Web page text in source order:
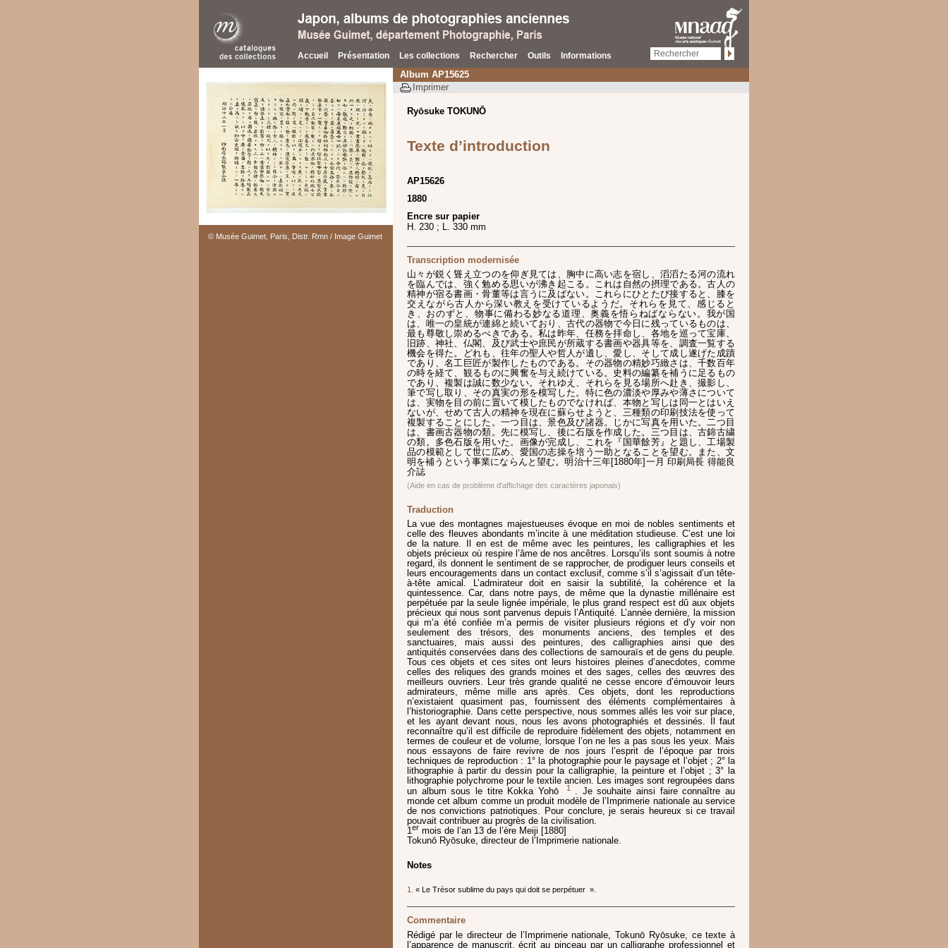
Accueil Présentation Les collections Rechercher Outils Informations
© Musée Guimet, Paris, Distr. Rmn / Image Guimet
Album AP15625
Imprimer
Ryōsuke TOKUNŌ
Texte d’introduction
AP15626
1880
Encre sur papier
H. 230 ; L. 330 mm
Transcription modernisée
山々が鋭く聳え立つのを仰ぎ見ては、胸中に高い志を宿し、滔滔たる河の流れ
を臨んでは、強く勉める思いが沸き起こる。これは自然の摂理である。古人の
精神が宿る書画・骨董等は言うに及ばない。これらにひとたび接すると、膝を
交えながら古人から深い教えを受けているようだ。それらを見て、感じると
き、おのずと、物事に備わる妙なる道理、奥義を悟らねばならない。我が国
は、唯一の皇統が連綿と続いており、古代の器物で今日に残っているものは、
最も尊敬し崇めるべきである。私は昨年、任務を拝命し、各地を巡って宝庫、
旧跡、神社、仏閣、及び武士や庶民が所蔵する書画や器具等を、調査一覧する
機会を得た。どれも、往年の聖人や哲人が遺し、愛し、そして成し遂げた成蹟
であり、名工巨匠が製作したものである。その器物の精妙巧緻さは、千数百年
の時を経て、観るものに興奮を与え続けている。史料の編纂を補うに足るもの
であり、複製は誠に数少ない。それゆえ、それらを見る場所へ赴き、撮影し、
筆で写し取り、その真実の形を模写した。特に色の濃淡や厚みや薄さについて
は、実物を目の前に置いて模したものでなければ、本物と写しは同一とはいえ
ないが、せめて古人の精神を現在に蘇らせようと、三種類の印刷技法を使って
複製することにした。一つ目は、景色及び諸器。じかに写真を用いた。二つ目
は、書画古器物の類。先に模写し、後に石版を作成した。三つ目は、古錦古繍
の類。多色石版を用いた。画像が完成し、これを『国華餘芳』と題し、工場製
品の模範として世に広め、愛国の志操を培う一助となることを望む。また、文
明を補うという事業にならんと望む。明治十三年[1880年]一月 印刷局長 得能良
介誌
(Aide en cas de problème d'affichage des caractères japonais)
Traduction
La vue des montagnes majestueuses évoque en moi de nobles sentiments et
celle des fleuves abondants m’incite à une méditation studieuse. C’est une loi
de la nature. Il en est de même avec les peintures, les calligraphies et les
objets précieux où respire l’âme de nos ancêtres. Lorsqu’ils sont soumis à notre
regard, ils donnent le sentiment de se rapprocher, de prodiguer leurs conseils et
leurs encouragements dans un contact exclusif, comme s’il s’agissait d’un tête-
à-tête amical. L’admirateur doit en saisir la subtilité, la cohérence et la
quintessence. Car, dans notre pays, de même que la dynastie millénaire est
perpétuée par la seule lignée impériale, le plus grand respect est dû aux objets
précieux qui nous sont parvenus depuis l’Antiquité. L’année dernière, la mission
qui m’a été confiée m’a permis de visiter plusieurs régions et d’y voir non
seulement des trésors, des monuments anciens, des temples et des
sanctuaires, mais aussi des peintures, des calligraphies ainsi que des
antiquités conservées dans des collections de samouraïs et de gens du peuple.
Tous ces objets et ces sites ont leurs histoires pleines d’anecdotes, comme
celles des reliques des grands moines et des sages, celles des œuvres des
meilleurs ouvriers. Leur très grande qualité ne cesse encore d’émouvoir leurs
admirateurs, même mille ans après. Ces objets, dont les reproductions
n’existaient quasiment pas, fournissent des éléments complémentaires à
l’historiographie. Dans cette perspective, nous sommes allés les voir sur place,
et les ayant devant nous, nous les avons photographiés et dessinés. Il faut
reconnaître qu’il est difficile de reproduire fidèlement des objets, notamment en
termes de couleur et de volume, lorsque l’on ne les a pas sous les yeux. Mais
nous essayons de faire revivre de nos jours l’esprit de l’époque par trois
techniques de reproduction : 1° la photographie pour le paysage et l’objet ; 2° la
lithographie à partir du dessin pour la calligraphie, la peinture et l’objet ; 3° la
lithographie polychrome pour le textile ancien. Les images sont regroupées dans
un album sous le titre Kokka Yohō
1
. Je souhaite ainsi faire connaître au
monde cet album comme un produit modèle de l’Imprimerie nationale au service
de nos convictions patriotiques. Pour conclure, je serais heureux si ce travail
pouvait contribuer au progrès de la civilisation.
1er mois de l’an 13 de l’ère Meiji [1880]
Tokunō Ryōsuke, directeur de l’Imprimerie nationale.
Notes
1. « Le Trésor sublime du pays qui doit se perpétuer ».
Commentaire
Rédigé par le directeur de l’Imprimerie nationale, Tokunō Ryōsuke, ce texte à
l’apparence de manuscrit, écrit au pinceau par un calligraphe professionnel et